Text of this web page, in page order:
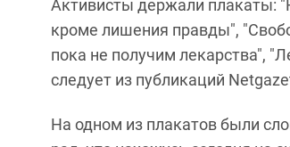
Активисты держали плакаты:
кроме лишения правды",
пока не получим лекарства",
следует из публикаций
На одном из плакатов были